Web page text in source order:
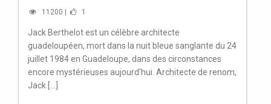
11200 | 1
Jack Berthelot est un célèbre architecte
guadeloupéen, mort dans la nuit bleue sanglante du 24
juillet 1984 en Guadeloupe, dans des circonstances
encore mystérieuses aujourd’hui. Architecte de renom,
Jack [...]